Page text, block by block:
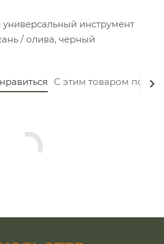
инструмент
/ олива, черный
С этим товаром